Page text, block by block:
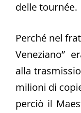
delle tournée.
Perché nel
Veneziano”
alla
milioni di
perciò il